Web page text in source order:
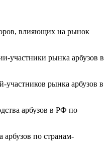
влияющих на рынок
участники рынка арбузов в
рынка арбузов в
арбузов в РФ по
арбузов по странам-